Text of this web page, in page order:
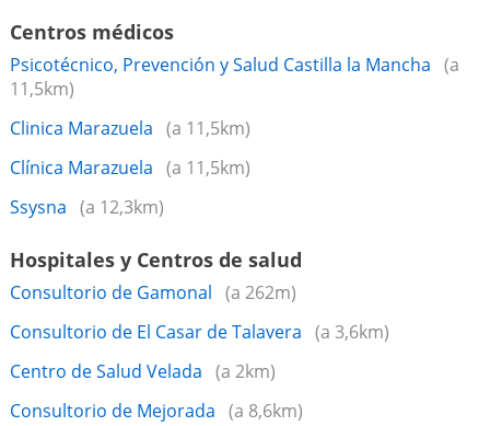
Centros médicos
Psicotécnico, Prevención y Salud Castilla la Mancha (a
11,5km)
Clinica Marazuela (a 11,5km)
Clínica Marazuela (a 11,5km)
Ssysna (a 12,3km)
Hospitales y Centros de salud
Consultorio de Gamonal (a 262m)
Consultorio de El Casar de Talavera (a 3,6km)
Centro de Salud Velada (a 2km)
Consultorio de Mejorada (a 8,6km)